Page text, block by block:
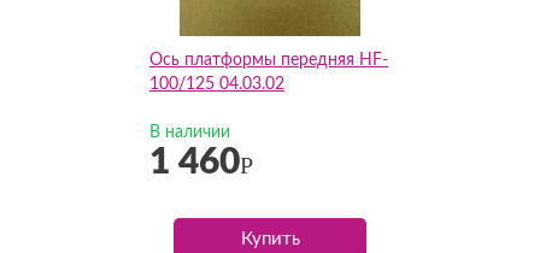
Ось платформы передняя HF-
100/125 04.03.02
В наличии
1 460Р
Купить